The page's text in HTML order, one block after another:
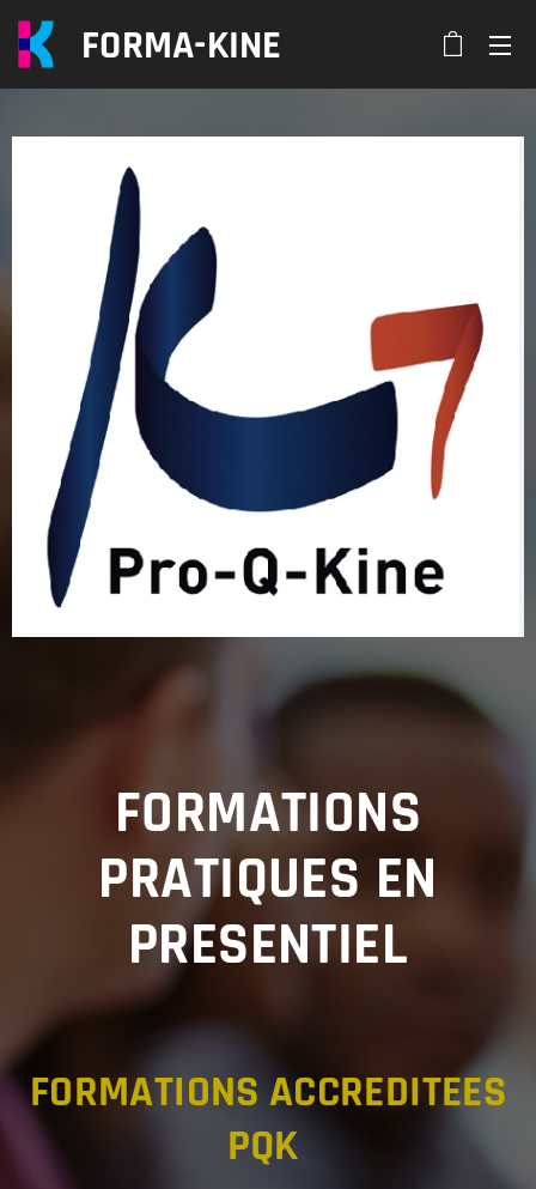
FORMA-KINE
FORMATIONS
PRATIQUES EN
PRESENTIEL
FORMATIONS ACCREDITEES
PQK